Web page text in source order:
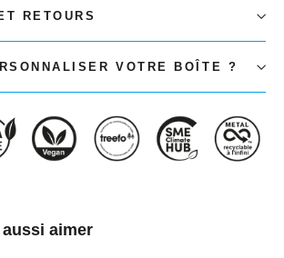
RETOURS
VOTRE BOÎTE ?
aimer